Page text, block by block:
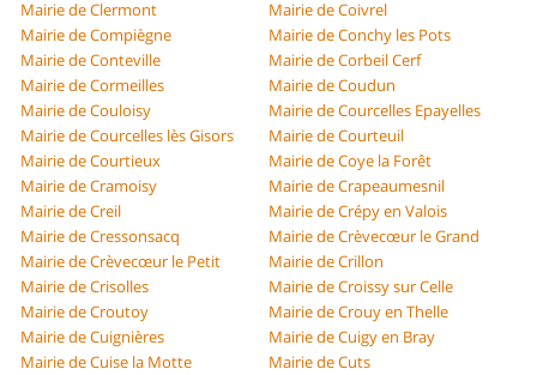
Mairie de Clermont
Mairie de Coivrel
Mairie de Compiègne
Mairie de Conchy les Pots
Mairie de Conteville
Mairie de Corbeil Cerf
Mairie de Cormeilles
Mairie de Coudun
Mairie de Couloisy
Mairie de Courcelles Epayelles
Mairie de Courcelles lès Gisors
Mairie de Courteuil
Mairie de Courtieux
Mairie de Coye la Forêt
Mairie de Cramoisy
Mairie de Crapeaumesnil
Mairie de Creil
Mairie de Crépy en Valois
Mairie de Cressonsacq
Mairie de Crèvecœur le Grand
Mairie de Crèvecœur le Petit
Mairie de Crillon
Mairie de Crisolles
Mairie de Croissy sur Celle
Mairie de Croutoy
Mairie de Crouy en Thelle
Mairie de Cuignières
Mairie de Cuigy en Bray
Mairie de Cuise la Motte
Mairie de Cuts